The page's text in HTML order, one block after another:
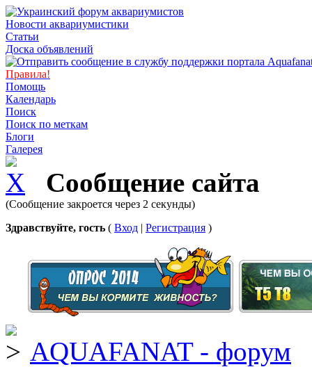
Новости аквариумистики
Статьи
Доска объявлений
Правила!
Помощь
Календарь
Поиск
Поиск по меткам
Блоги
Галерея
Сообщение сайта
(Сообщение закроется через 2 секунды)
Здравствуйте, гость ( Вход | Регистрация )
AQUAFANAT - форум